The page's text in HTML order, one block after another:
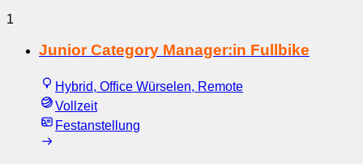
1
Junior Category Manager:in Fullbike
Hybrid, Office Würselen, Remote
Vollzeit
Festanstellung